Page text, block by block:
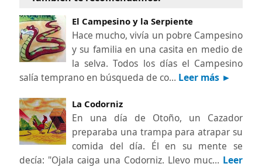
El Campesino y la Serpiente
Hace mucho, vivía un pobre Campesino
y su familia en una casita en medio de
la selva. Todos los días el Campesino
salía temprano en búsqueda de co… Leer más ►
La Codorniz
En una día de Otoño, un Cazador
preparaba una trampa para atrapar su
comida del día. Él en su mente se
decía: "Ojala caiga una Codorniz. Llevo muc… Leer